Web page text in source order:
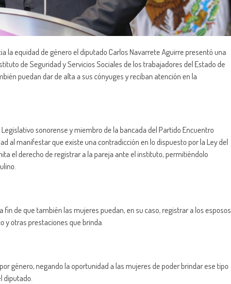
la equidad de género el diputado Carlos Navarrete Aguirre presentó una
de Seguridad y Servicios Sociales de los trabajadores del Estado de
puedan dar de alta a sus cónyuges y reciban atención en la
sonorense y miembro de la bancada del Partido Encuentro
al manifestar que existe una contradicción en lo dispuesto por la Ley del
el derecho de registrar a la pareja ante el instituto, permitiéndolo
de que también las mujeres puedan, en su caso, registrar a los esposos
y otras prestaciones que brinda.
género, negando la oportunidad a las mujeres de poder brindar ese tipo
diputado.